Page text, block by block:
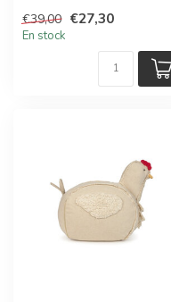
€39,00 €27,30
En stock